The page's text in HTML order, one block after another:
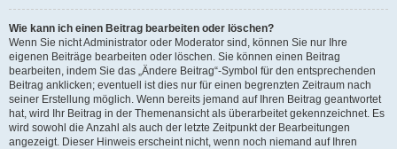
Wie kann ich einen Beitrag bearbeiten oder löschen?
Wenn Sie nicht Administrator oder Moderator sind, können Sie nur Ihre
eigenen Beiträge bearbeiten oder löschen. Sie können einen Beitrag
bearbeiten, indem Sie das „Ändere Beitrag“-Symbol für den entsprechenden
Beitrag anklicken; eventuell ist dies nur für einen begrenzten Zeitraum nach
seiner Erstellung möglich. Wenn bereits jemand auf Ihren Beitrag geantwortet
hat, wird Ihr Beitrag in der Themenansicht als überarbeitet gekennzeichnet. Es
wird sowohl die Anzahl als auch der letzte Zeitpunkt der Bearbeitungen
angezeigt. Dieser Hinweis erscheint nicht, wenn noch niemand auf Ihren